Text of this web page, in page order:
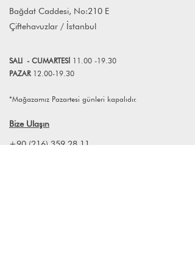
atabilirsiniz.
Bağdat Caddesi, No:210 E
Çiftehavuzlar / İstanbul
SALI - CUMARTESİ 11.00 -19.30
PAZAR 12.00-19.30
*Mağazamız Pazartesi günleri kapalıdır.
Bize Ulaşın
+90 (216) 359 28 11